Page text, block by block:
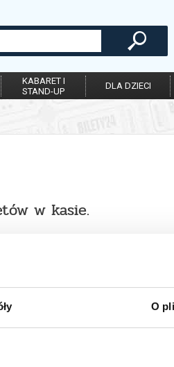
O
KABARET I
STAND-UP
DLA DZIECI
w kasie.